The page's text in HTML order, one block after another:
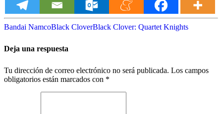
Bandai NamcoBlack CloverBlack Clover: Quartet Knights
Deja una respuesta
Tu dirección de correo electrónico no será publicada. Los campos
obligatorios están marcados con *